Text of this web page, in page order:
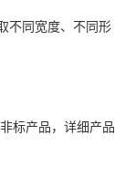
不同宽度、不同形
标产品，详细产品